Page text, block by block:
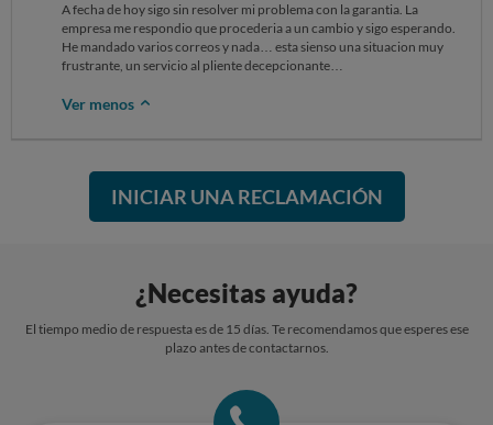
A fecha de hoy sigo sin resolver mi problema con la garantia. La
empresa me respondio que procederia a un cambio y sigo esperando.
He mandado varios correos y nada… esta sienso una situacion muy
frustrante, un servicio al pliente decepcionante…
Ver menos
INICIAR UNA RECLAMACIÓN
¿Necesitas ayuda?
El tiempo medio de respuesta es de 15 días. Te recomendamos que esperes ese
plazo antes de contactarnos.